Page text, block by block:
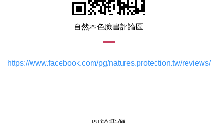
自然本色臉書評論區
https://www.facebook.com/pg/natures.protection.tw/reviews/